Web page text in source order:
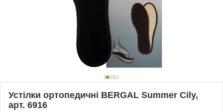
Устілки ортопедичні BERGAL Summer Cily,
арт. 6916